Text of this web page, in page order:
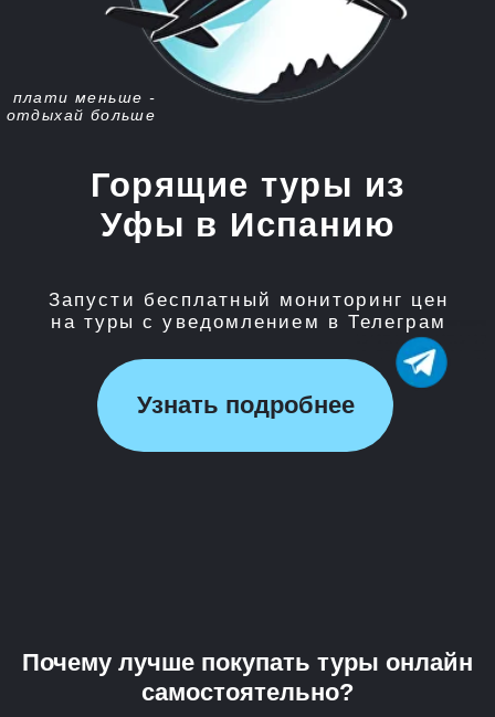
Горящие туры из
Уфы в Испанию
Запусти бесплатный мониторинг цен
на туры с уведомлением в Телеграм
Почему лучше покупать туры онлайн
самостоятельно?